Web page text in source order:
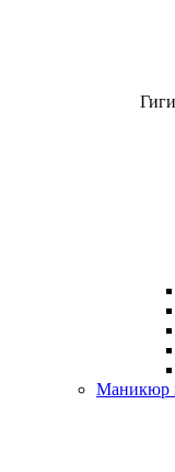
Маникюр